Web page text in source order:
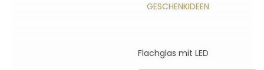
GESCHENKIDEEN
Flachglas mit LED